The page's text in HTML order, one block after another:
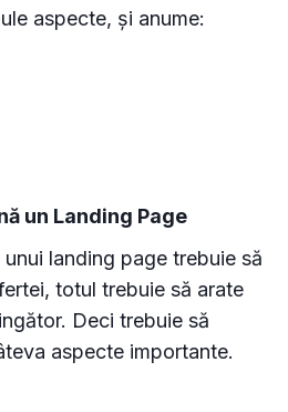
aspecte, și anume:
un Landing Page
landing page trebuie să
totul trebuie să arate
Deci trebuie să
aspecte importante.